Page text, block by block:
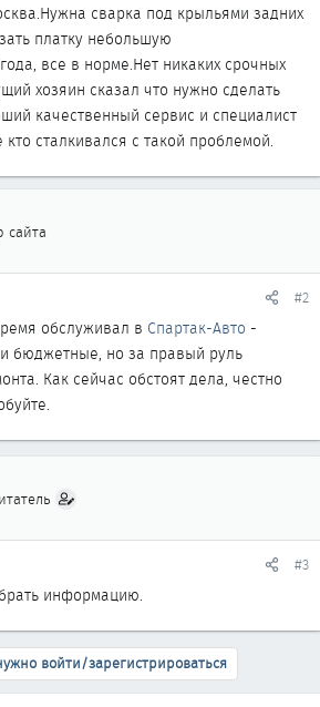
сварка под крыльями задних
платку небольшую
все в норме.Нет никаких срочных
хозяин сказал что нужно сделать
качественный сервис и специалист
кто сталкивался с такой проблемой.
сайта
#2
обслуживал в Спартак-Авто -
бюджетные, но за правый руль
Как сейчас обстоят дела, честно
#3
информацию.
войти/зарегистрироваться